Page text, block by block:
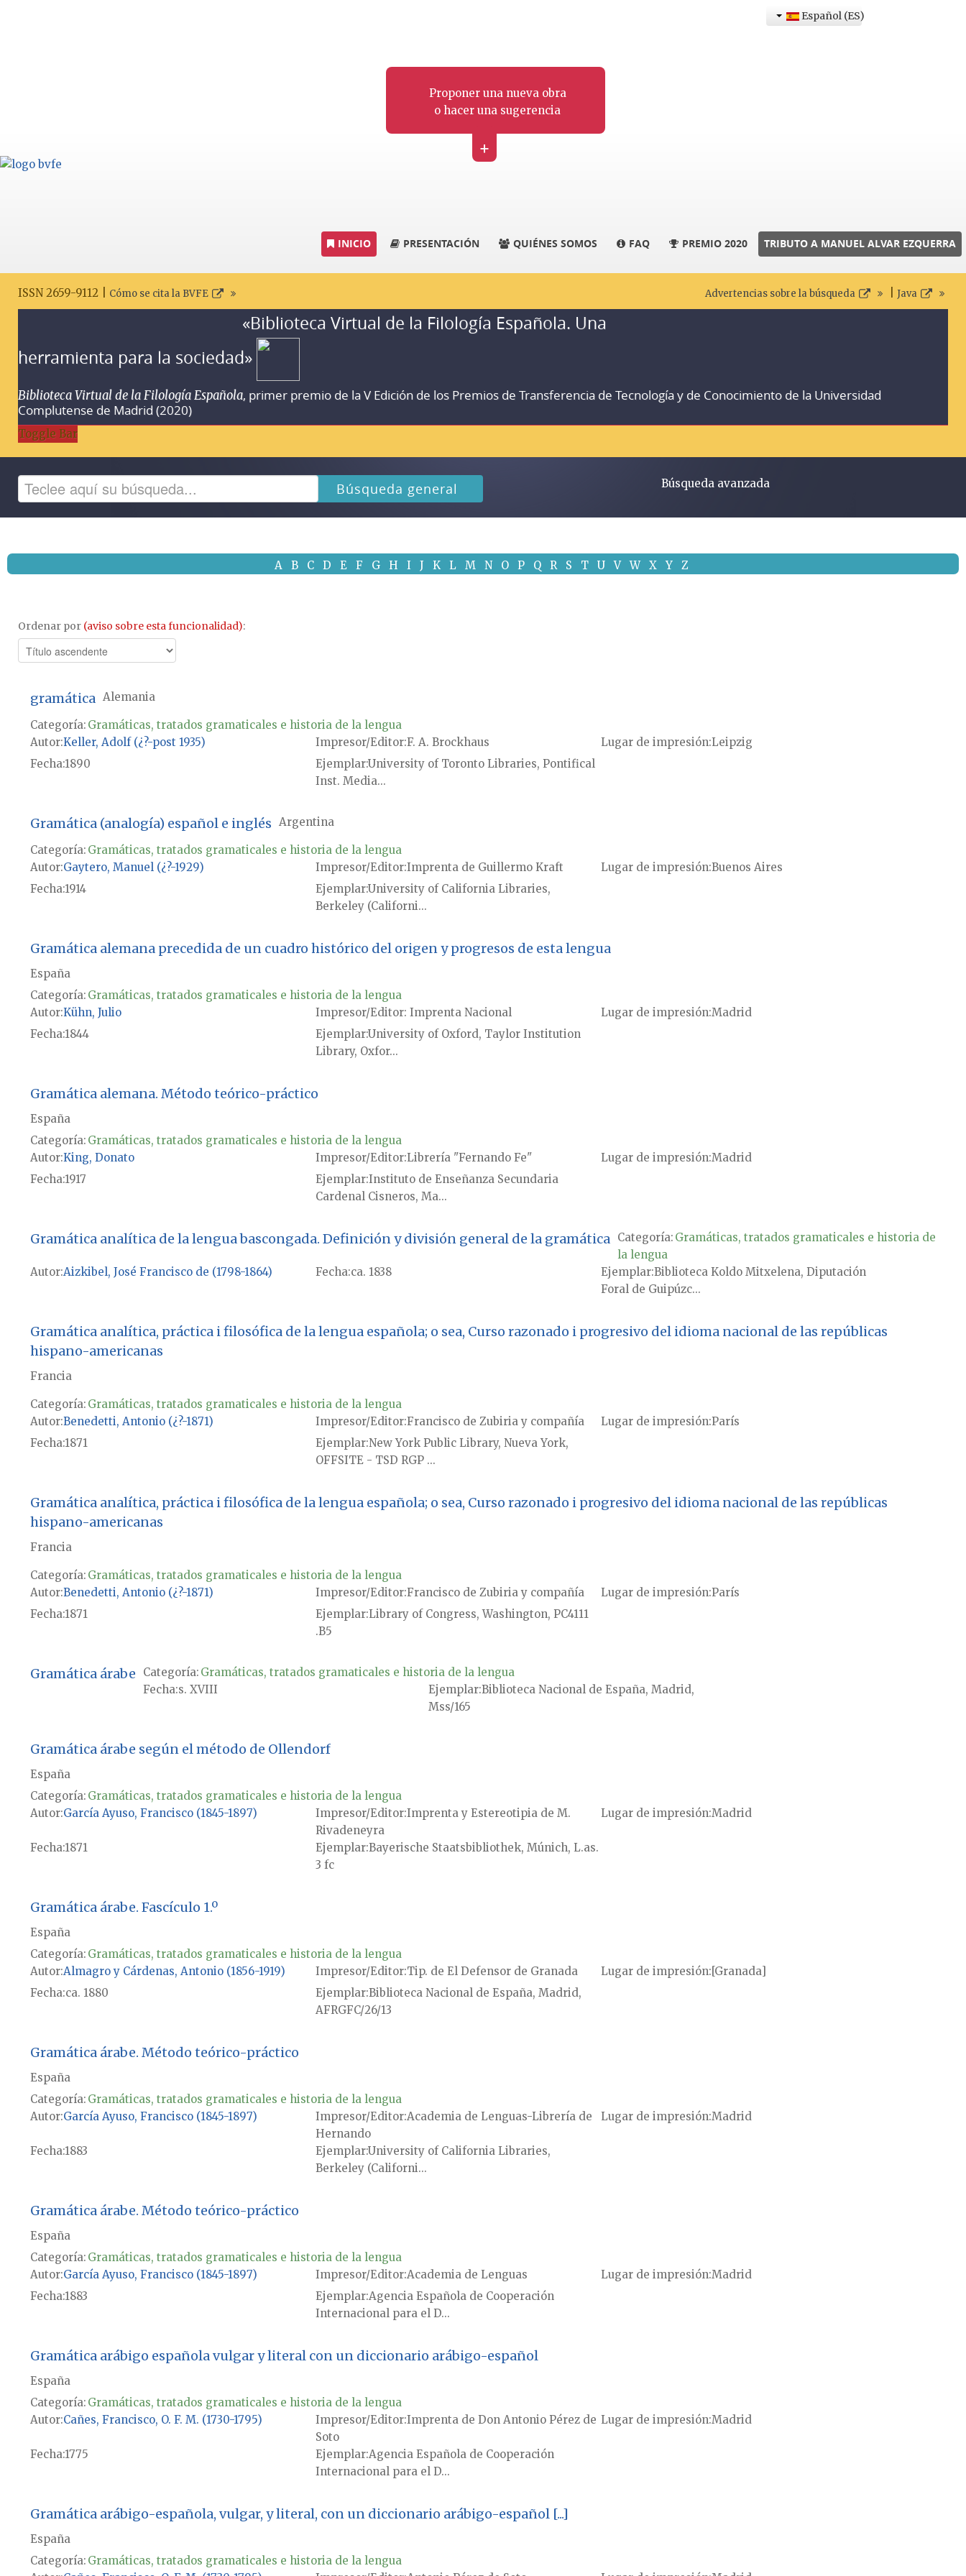
Proponer una nueva obra
o hacer una sugerencia
+
Español (ES)
INICIO PRESENTACIÓN QUIÉNES SOMOS FAQ PREMIO 2020 TRIBUTO A MANUEL ALVAR EZQUERRA
ISSN 2659-9112 | Cómo se cita la BVFE Advertencias sobre la búsqueda Java
«Biblioteca Virtual de la Filología Española. Una
herramienta para la sociedad»
Biblioteca Virtual de la Filología Española, primer premio de la V Edición de los Premios de Transferencia de Tecnología y de Conocimiento de la Universidad
Complutense de Madrid (2020)
Toggle Bar
Búsqueda general Búsqueda avanzada
A B C D E F G H I J K L M N O P Q R S T U V W X Y Z
Ordenar por (aviso sobre esta funcionalidad):
gramática Alemania
Categoría: Gramáticas, tratados gramaticales e historia de la lengua
Autor Keller, Adolf (¿?-post 1935) Impresor/Editor F. A. Brockhaus Lugar de impresión Leipzig
Fecha1890 EjemplarUniversity of Toronto Libraries, Pontifical
Inst. Media...
Gramática (analogía) español e inglés Argentina
Categoría: Gramáticas, tratados gramaticales e historia de la lengua
Autor Gaytero, Manuel (¿?-1929) Impresor/Editor Imprenta de Guillermo Kraft Lugar de impresión Buenos Aires
Fecha1914 EjemplarUniversity of California Libraries,
Berkeley (Californi...
Gramática alemana precedida de un cuadro histórico del origen y progresos de esta lengua
España
Categoría: Gramáticas, tratados gramaticales e historia de la lengua
Autor Kühn, Julio Impresor/Editor Imprenta Nacional Lugar de impresión Madrid
Fecha1844 EjemplarUniversity of Oxford, Taylor Institution
Library, Oxfor...
Gramática alemana. Método teórico-práctico
España
Categoría: Gramáticas, tratados gramaticales e historia de la lengua
Autor King, Donato Impresor/Editor Librería "Fernando Fe" Lugar de impresión Madrid
Fecha1917 Ejemplar Instituto de Enseñanza Secundaria
Cardenal Cisneros, Ma...
Gramática analítica de la lengua bascongada. Definición y división general de la gramática Categoría: Gramáticas, tratados gramaticales e historia de
la lengua
Autor Aizkibel, José Francisco de (1798-1864) Fecha ca. 1838 Ejemplar Biblioteca Koldo Mitxelena, Diputación
Foral de Guipúzc...
Gramática analítica, práctica i filosófica de la lengua española; o sea, Curso razonado i progresivo del idioma nacional de las repúblicas
hispano-americanas
Francia
Categoría: Gramáticas, tratados gramaticales e historia de la lengua
Autor Benedetti, Antonio (¿?-1871) Impresor/Editor Francisco de Zubiria y compañía Lugar de impresión París
Fecha1871 Ejemplar New York Public Library, Nueva York,
OFFSITE - TSD RGP ...
Gramática analítica, práctica i filosófica de la lengua española; o sea, Curso razonado i progresivo del idioma nacional de las repúblicas
hispano-americanas
Francia
Categoría: Gramáticas, tratados gramaticales e historia de la lengua
Autor Benedetti, Antonio (¿?-1871) Impresor/Editor Francisco de Zubiria y compañía Lugar de impresión París
Fecha1871 Ejemplar Library of Congress, Washington, PC4111
.B5
Gramática árabe Categoría: Gramáticas, tratados gramaticales e historia de la lengua
Fecha s. XVIII Ejemplar Biblioteca Nacional de España, Madrid,
Mss/165
Gramática árabe según el método de Ollendorf
España
Categoría: Gramáticas, tratados gramaticales e historia de la lengua
Autor García Ayuso, Francisco (1845-1897) Impresor/Editor Imprenta y Estereotipia de M.
Rivadeneyra
Lugar de impresión Madrid
Fecha1871 Ejemplar Bayerische Staatsbibliothek, Múnich, L.as.
3 fc
Gramática árabe. Fascículo 1.º
España
Categoría: Gramáticas, tratados gramaticales e historia de la lengua
Autor Almagro y Cárdenas, Antonio (1856-1919) Impresor/Editor Tip. de El Defensor de Granada Lugar de impresión [Granada]
Fecha ca. 1880 Ejemplar Biblioteca Nacional de España, Madrid,
AFRGFC/26/13
Gramática árabe. Método teórico-práctico
España
Categoría: Gramáticas, tratados gramaticales e historia de la lengua
Autor García Ayuso, Francisco (1845-1897) Impresor/Editor Academia de Lenguas-Librería de
Hernando
Lugar de impresión Madrid
Fecha1883 EjemplarUniversity of California Libraries,
Berkeley (Californi...
Gramática árabe. Método teórico-práctico
España
Categoría: Gramáticas, tratados gramaticales e historia de la lengua
Autor García Ayuso, Francisco (1845-1897) Impresor/Editor Academia de Lenguas Lugar de impresión Madrid
Fecha1883 Ejemplar Agencia Española de Cooperación
Internacional para el D...
Gramática arábigo española vulgar y literal con un diccionario arábigo-español
España
Categoría: Gramáticas, tratados gramaticales e historia de la lengua
Autor Cañes, Francisco, O. F. M. (1730-1795) Impresor/Editor Imprenta de Don Antonio Pérez de
Soto
Lugar de impresión Madrid
Fecha1775 Ejemplar Agencia Española de Cooperación
Internacional para el D...
Gramática arábigo-española, vulgar, y literal, con un diccionario arábigo-español [...]
España
Categoría: Gramáticas, tratados gramaticales e historia de la lengua